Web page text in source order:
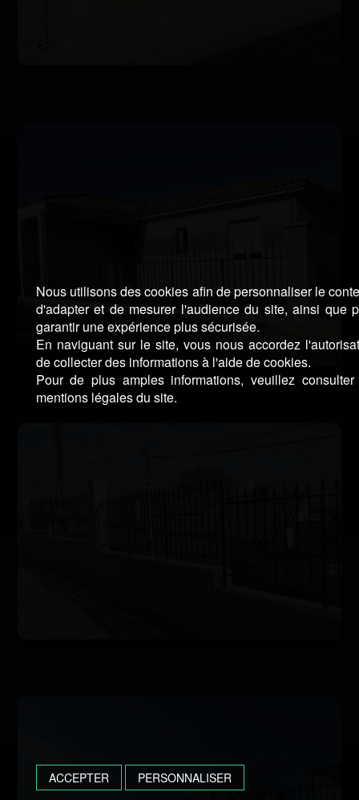
Nous utilisons des cookies afin de personnaliser le
d'adapter et de mesurer l'audience du site, ainsi que
garantir une expérience plus sécurisée.
En naviguant sur le site, vous nous accordez
de collecter des informations à l'aide de cookies.
Pour de plus amples informations, veuillez
mentions légales du site.
ACCEPTER PERSONNALISER